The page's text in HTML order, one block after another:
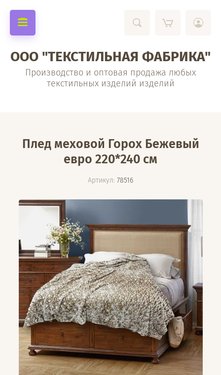
ООО "ТЕКСТИЛЬНАЯ ФАБРИКА"
Производство и оптовая продажа любых
текстильных изделий изделий
Плед меховой Горох Бежевый
евро 220*240 см
Артикул: 78516